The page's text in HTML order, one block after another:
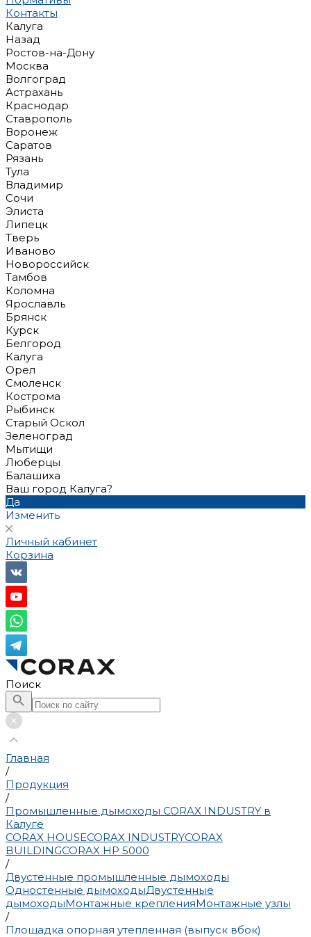
Контакты
Калуга
Назад
Ростов-на-Дону
Москва
Волгоград
Астрахань
Краснодар
Ставрополь
Воронеж
Саратов
Рязань
Тула
Владимир
Сочи
Элиста
Липецк
Тверь
Иваново
Новороссийск
Тамбов
Коломна
Ярославль
Брянск
Курск
Белгород
Калуга
Орел
Смоленск
Кострома
Рыбинск
Старый Оскол
Зеленоград
Мытищи
Люберцы
Балашиха
Ваш город Калуга?
Да
Изменить
Личный кабинет
Корзина
Поиск
Главная
/
Продукция
/
Промышленные дымоходы CORAX INDUSTRY в
Калуге
CORAX HOUSECORAX INDUSTRYCORAX
BUILDINGCORAX HP 5000
/
Двустенные промышленные дымоходы
Одностенные дымоходыДвустенные
дымоходыМонтажные крепленияМонтажные узлы
/
Площадка опорная утепленная (выпуск вбок)